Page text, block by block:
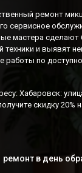
ремонт
сервисное
мастера сделают
техники и выявят
работы по
Хабаровск:
скидку 20%
ремонт в день